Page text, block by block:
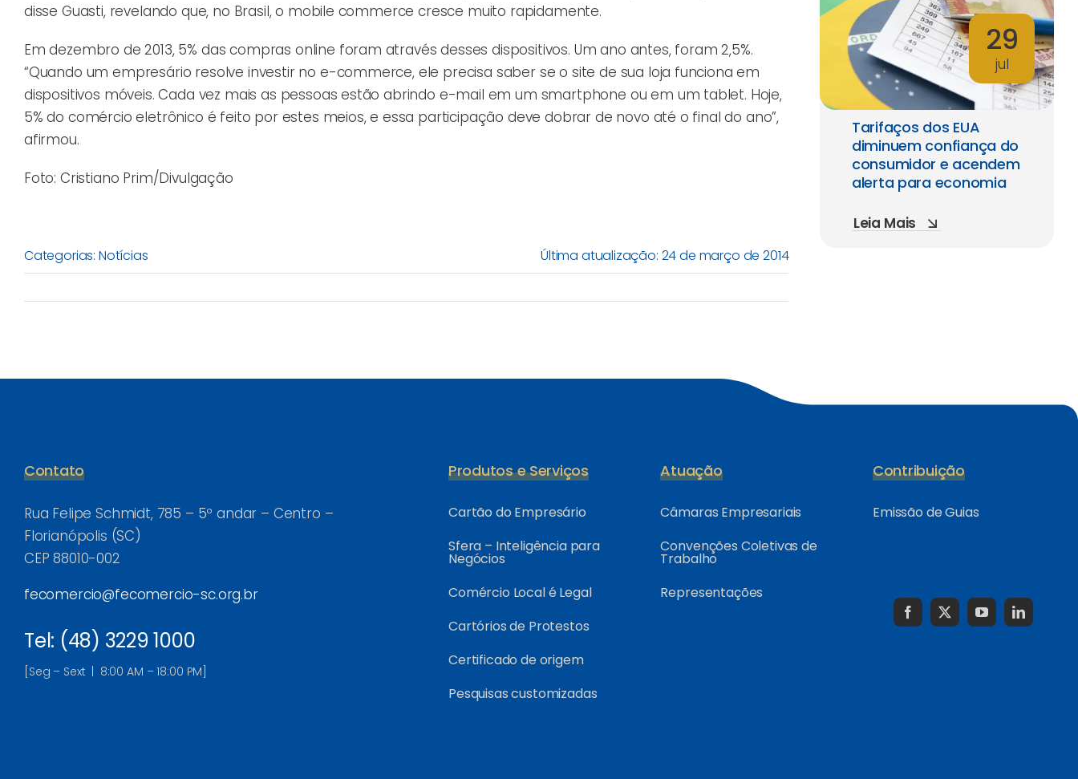
disse Guasti, revelando que, no Brasil, o mobile commerce cresce muito rapidamente.
Em dezembro de 2013, 5% das compras online foram através desses dispositivos. Um ano antes, foram 2,5%.
“Quando um empresário resolve investir no e-commerce, ele precisa saber se o site de sua loja funciona em
dispositivos móveis. Cada vez mais as pessoas estão abrindo e-mail em um smartphone ou em um tablet. Hoje,
5% do comércio eletrônico é feito por estes meios, e essa participação deve dobrar de novo até o final do ano”,
afirmou.
Foto: Cristiano Prim/Divulgação
Categorias: Notícias Última atualização: 24 de março de 2014
29
jul
Tarifaços dos EUA
diminuem confiança do
consumidor e acendem
alerta para economia
Leia Mais
Contato
Rua Felipe Schmidt, 785 – 5º andar – Centro –
Florianópolis (SC)
CEP 88010-002
fecomercio@fecomercio-sc.org.br
Tel: (48) 3229 1000
[Seg – Sext | 8:00 AM – 18:00 PM]
Produtos e Serviços
Cartão do Empresário
Sfera – Inteligência para
Negócios
Comércio Local é Legal
Cartórios de Protestos
Certificado de origem
Pesquisas customizadas
Atuação
Câmaras Empresariais
Convenções Coletivas de
Trabalho
Representações
Contribuição
Emissão de Guias